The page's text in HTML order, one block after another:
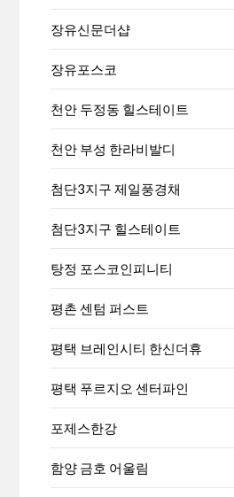
장유신문더샵
장유포스코
천안 두정동 힐스테이트
천안 부성 한라비발디
첨단3지구 제일풍경채
첨단3지구 힐스테이트
탕정 포스코인피니티
평촌 센텀 퍼스트
평택 브레인시티 한신더휴
평택 푸르지오 센터파인
포제스한강
함양 금호 어울림